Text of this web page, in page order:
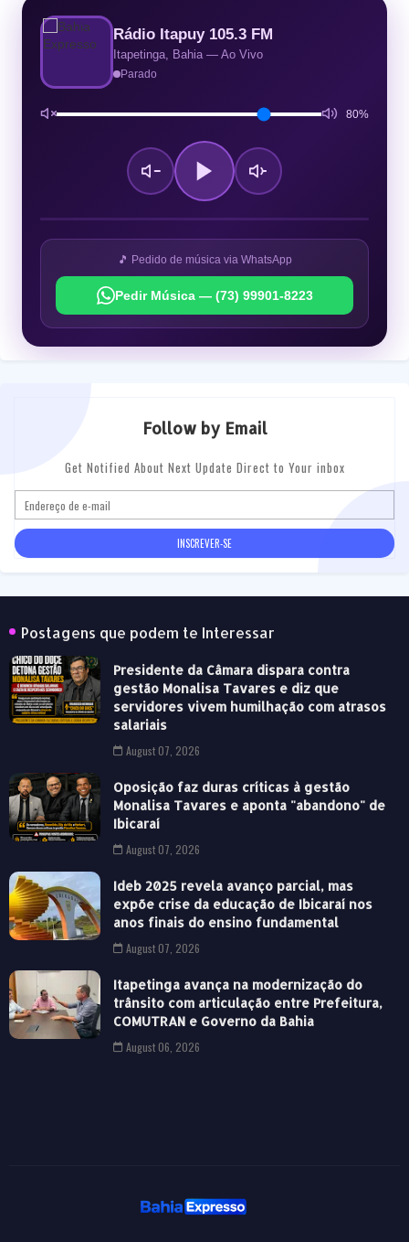
Rádio Itapuy 105.3 FM
Itapetinga, Bahia — Ao Vivo
Parado
80%
🎵 Pedido de música via WhatsApp
Pedir Música — (73) 99901-8223
Follow by Email
Get Notified About Next Update Direct to Your inbox
Postagens que podem te Interessar
Presidente da Câmara dispara contra
gestão Monalisa Tavares e diz que
servidores vivem humilhação com atrasos
salariais
August 07, 2026
Oposição faz duras críticas à gestão
Monalisa Tavares e aponta "abandono" de
Ibicaraí
August 07, 2026
Ideb 2025 revela avanço parcial, mas
expõe crise da educação de Ibicaraí nos
anos finais do ensino fundamental
August 07, 2026
Itapetinga avança na modernização do
trânsito com articulação entre Prefeitura,
COMUTRAN e Governo da Bahia
August 06, 2026